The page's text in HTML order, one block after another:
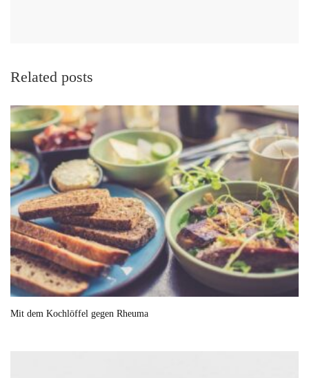
Related posts
Mit dem Kochlöffel gegen Rheuma